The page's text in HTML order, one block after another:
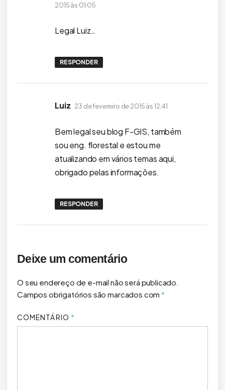
2015 às 01:05
Legal Luiz…
RESPONDER
Luiz disse:
23 de fevereiro de 2015 às 12:41
Bem legal seu blog F-GIS, também
sou eng. florestal e estou me
atualizando em vários temas aqui,
obrigado pelas informações.
RESPONDER
Deixe um comentário
O seu endereço de e-mail não será publicado.
Campos obrigatórios são marcados com*
COMENTÁRIO *